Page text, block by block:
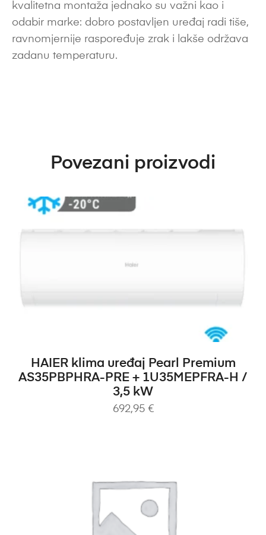
kvalitetna montaža jednako su važni kao i
odabir marke: dobro postavljen uređaj radi tiše,
ravnomjernije raspoređuje zrak i lakše održava
zadanu temperaturu.
Povezani proizvodi
DODAJ U KOŠARICU
HAIER klima uređaj Pearl Premium
AS35PBPHRA-PRE + 1U35MEPFRA-H /
3,5 kW
692,95 €